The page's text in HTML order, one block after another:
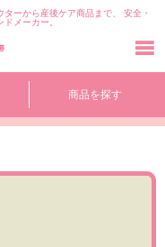
ーから産後ケア商品まで、 安全・
メーカー。
商品を探す